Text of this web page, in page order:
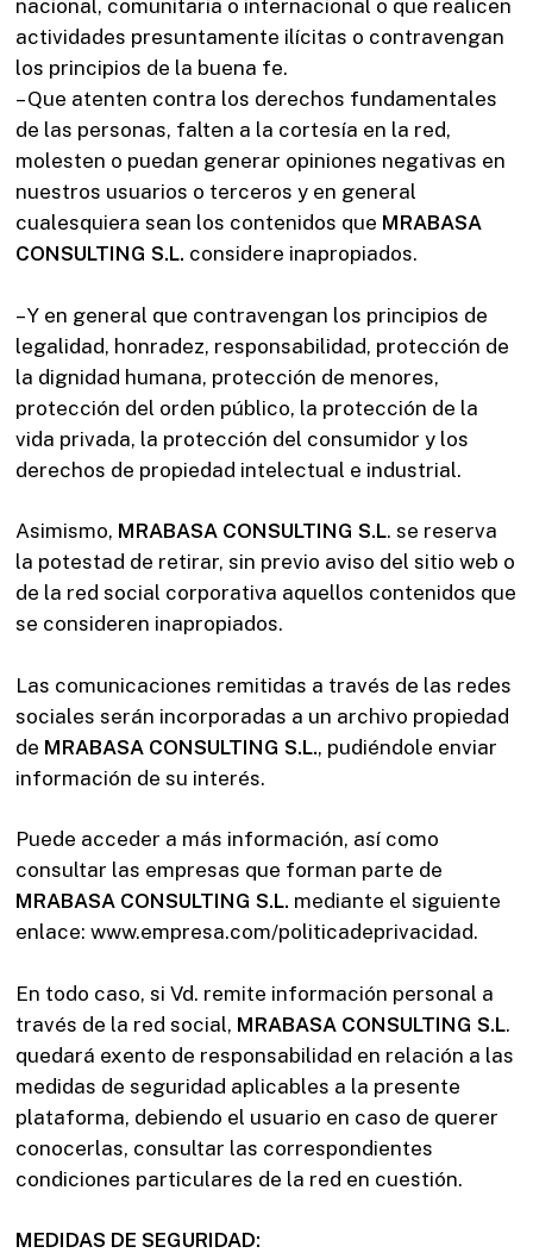
nacional, comunitaria o internacional o que realicen
actividades presuntamente ilícitas o contravengan
los principios de la buena fe.
– Que atenten contra los derechos fundamentales
de las personas, falten a la cortesía en la red,
molesten o puedan generar opiniones negativas en
nuestros usuarios o terceros y en general
cualesquiera sean los contenidos que MRABASA
CONSULTING S.L. considere inapropiados.
– Y en general que contravengan los principios de
legalidad, honradez, responsabilidad, protección de
la dignidad humana, protección de menores,
protección del orden público, la protección de la
vida privada, la protección del consumidor y los
derechos de propiedad intelectual e industrial.
Asimismo, MRABASA CONSULTING S.L. se reserva
la potestad de retirar, sin previo aviso del sitio web o
de la red social corporativa aquellos contenidos que
se consideren inapropiados.
Las comunicaciones remitidas a través de las redes
sociales serán incorporadas a un archivo propiedad
de MRABASA CONSULTING S.L., pudiéndole enviar
información de su interés.
Puede acceder a más información, así como
consultar las empresas que forman parte de
MRABASA CONSULTING S.L. mediante el siguiente
enlace: www.empresa.com/politicadeprivacidad.
En todo caso, si Vd. remite información personal a
través de la red social, MRABASA CONSULTINGS.L.
quedará exento de responsabilidad en relación a las
medidas de seguridad aplicables a la presente
plataforma, debiendo el usuario en caso de querer
conocerlas, consultar las correspondientes
condiciones particulares de la red en cuestión.
MEDIDAS DE SEGURIDAD: